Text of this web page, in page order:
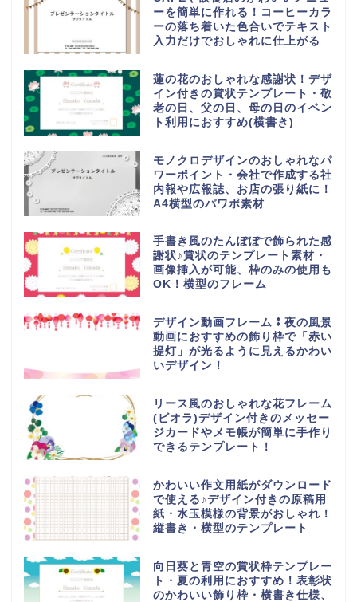
ーを簡単に作れる！コーヒーカラ
ーの落ち着いた色合いでテキスト
入力だけでおしゃれに仕上がる
蓮の花のおしゃれな感謝状！デザ
イン付きの賞状テンプレート・敬
老の日、父の日、母の日のイベン
ト利用におすすめ(横書き)
モノクロデザインのおしゃれなパ
ワーポイント・会社で作成する社
内報や広報誌、お店の張り紙に！
A4横型のパワポ素材
手書き風のたんぽぽで飾られた感
謝状♪賞状のテンプレート素材・
画像挿入が可能、枠のみの使用も
OK！横型のフレーム
デザイン動画フレーム⁑夜の風景
動画におすすめの飾り枠で「赤い
提灯」が光るように見えるかわい
いデザイン！
リース風のおしゃれな花フレーム
(ビオラ)デザイン付きのメッセー
ジカードやメモ帳が簡単に手作り
できるテンプレート！
かわいい作文用紙がダウンロード
で使える♪デザイン付きの原稿用
紙・水玉模様の背景がおしゃれ！
縦書き・横型のテンプレート
向日葵と青空の賞状枠テンプレー
ト・夏の利用におすすめ！表彰状
のかわいい飾り枠・横書き仕様、